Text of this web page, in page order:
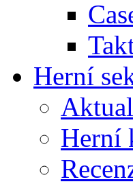
Herní
Herní